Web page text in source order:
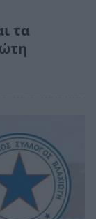
τα